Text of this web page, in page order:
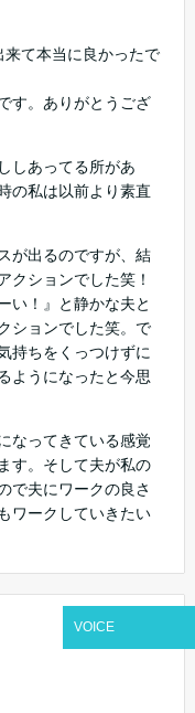
て本当に良かったで
す。ありがとうござ
しあってる所があ
の私は以前より素直
が出るのですが、結
クションでした笑！
い！』と静かな夫と
ションでした笑。で
持ちをくっつけずに
ようになったと今思
なってきている感覚
す。そして夫が私の
で夫にワークの良さ
ワークしていきたい
VOICE